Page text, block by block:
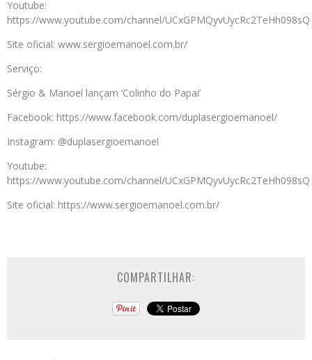
Youtube:
https://www.youtube.com/channel/UCxGPMQyvUycRc2TeHh098sQ
Site oficial: www.sergioemanoel.com.br/
Serviço:
Sérgio & Manoel lançam ‘Colinho do Papai’
Facebook: https://www.facebook.com/duplasergioemanoel/
Instagram: @duplasergioemanoel
Youtube:
https://www.youtube.com/channel/UCxGPMQyvUycRc2TeHh098sQ
Site oficial: https://www.sergioemanoel.com.br/
COMPARTILHAR: